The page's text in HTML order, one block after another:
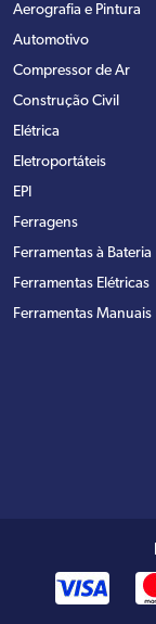
Aerografia e Pintura
Automotivo
Compressor de Ar
Construção Civil
Elétrica
Eletroportáteis
EPI
Ferragens
Ferramentas à Bateria
Ferramentas Elétricas
Ferramentas Manuais